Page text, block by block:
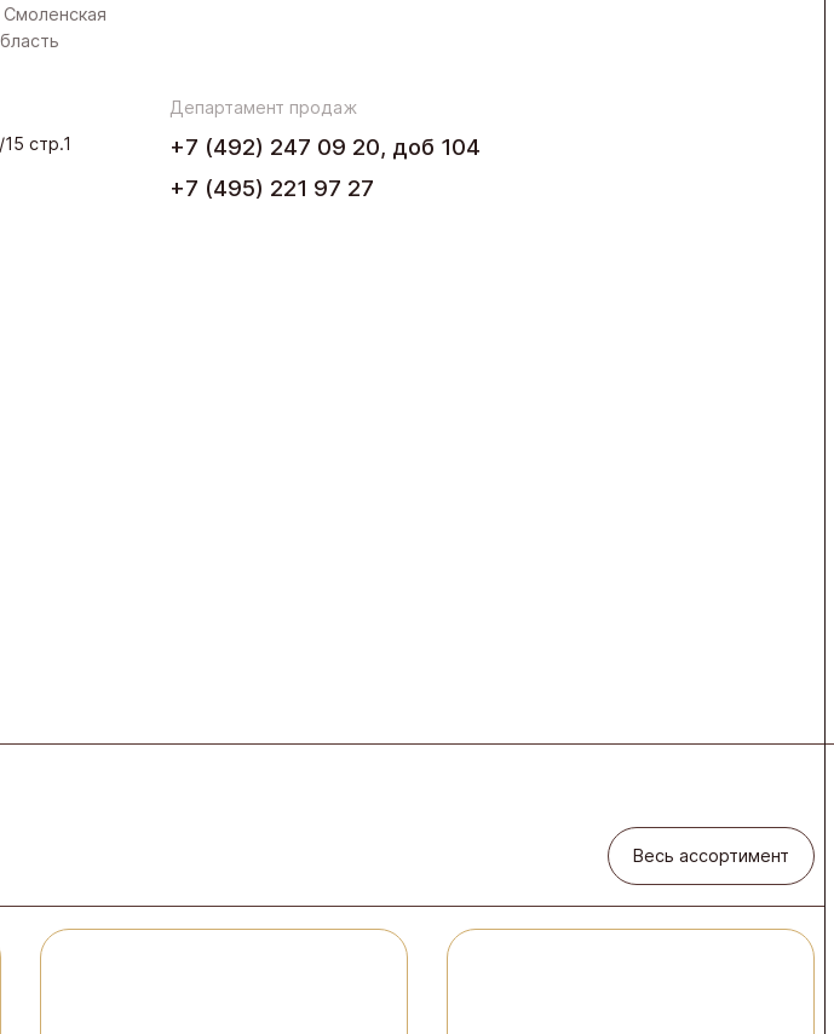
стр.1
Департамент продаж
+7 (492) 247 09 20, доб 104
+7 (495) 221 97 27
Весь ассортимент